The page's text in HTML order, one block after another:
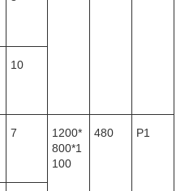
10
7
1200*
800*1
100
480 P1